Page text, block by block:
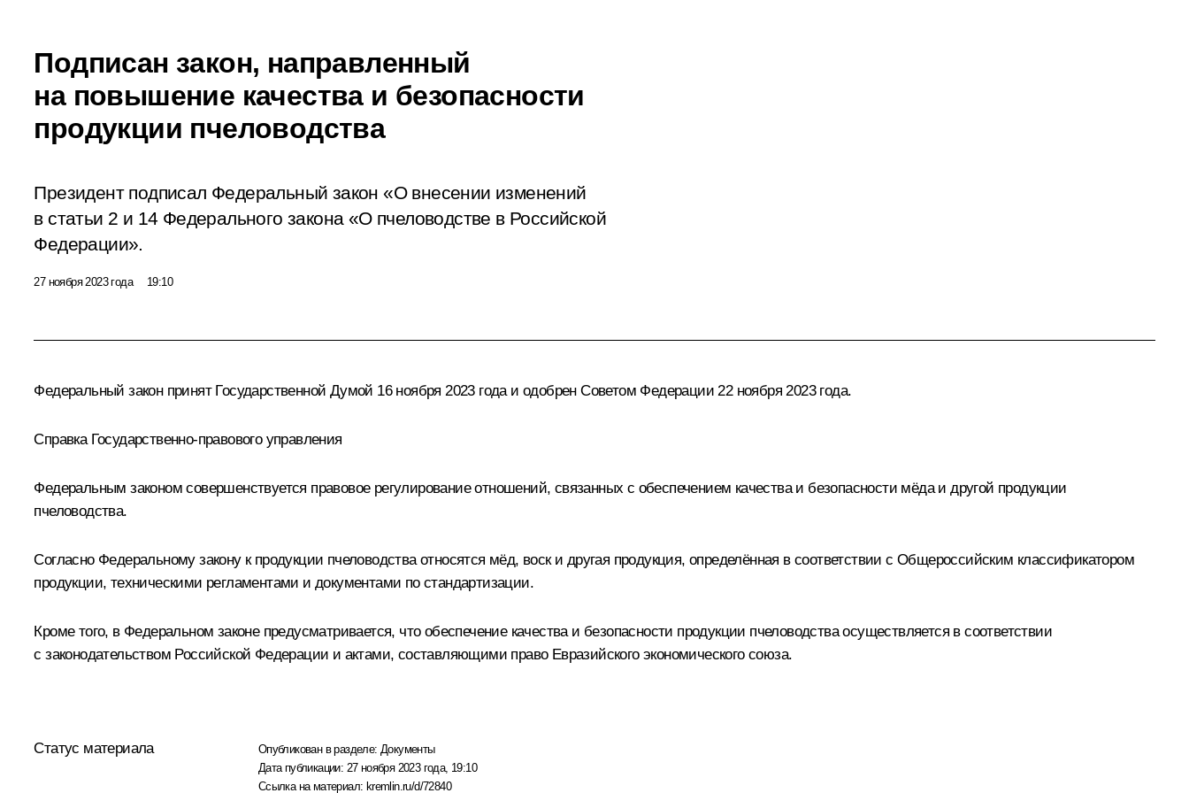
Подписан закон, направленный
на повышение качества и безопасности
продукции пчеловодства
Президент подписал Федеральный закон «О внесении изменений
в статьи 2 и 14 Федерального закона «О пчеловодстве в Российской
Федерации».
27 ноября 2023 года 19:10
Федеральный закон принят Государственной Думой 16 ноября 2023 года и одобрен Советом Федерации 22 ноября 2023 года.
Справка Государственно-правового управления
Федеральным законом совершенствуется правовое регулирование отношений, связанных с обеспечением качества и безопасности мёда и другой продукции
пчеловодства.
Согласно Федеральному закону к продукции пчеловодства относятся мёд, воск и другая продукция, определённая в соответствии с Общероссийским классификатором
продукции, техническими регламентами и документами по стандартизации.
Кроме того, в Федеральном законе предусматривается, что обеспечение качества и безопасности продукции пчеловодства осуществляется в соответствии
с законодательством Российской Федерации и актами, составляющими право Евразийского экономического союза.
Статус материала Опубликован в разделе: Документы
Дата публикации: 27 ноября 2023 года, 19:10
Ссылка на материал: kremlin.ru/d/72840